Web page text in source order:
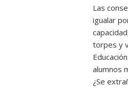
Las
igualar
torpes y
alumnos
¿Se